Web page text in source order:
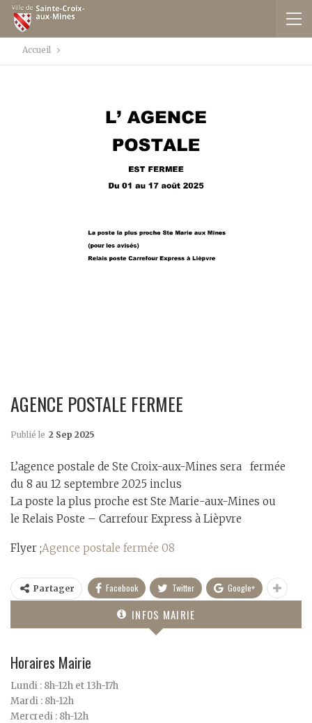
Accueil
AGENCE POSTALE FERMEE
Publié le 2 Sep 2025
L’agence postale de Ste Croix-aux-Mines sera fermée
du 8 au 12 septembre 2025 inclus
La poste la plus proche est Ste Marie-aux-Mines ou
le Relais Poste – Carrefour Express à Lièpvre
Flyer ;Agence postale fermée 08
Partager Facebook Twitter Google+
INFOS MAIRIE
Horaires Mairie
Lundi : 8h-12h et 13h-17h
Mardi : 8h-12h
Mercredi : 8h-12h